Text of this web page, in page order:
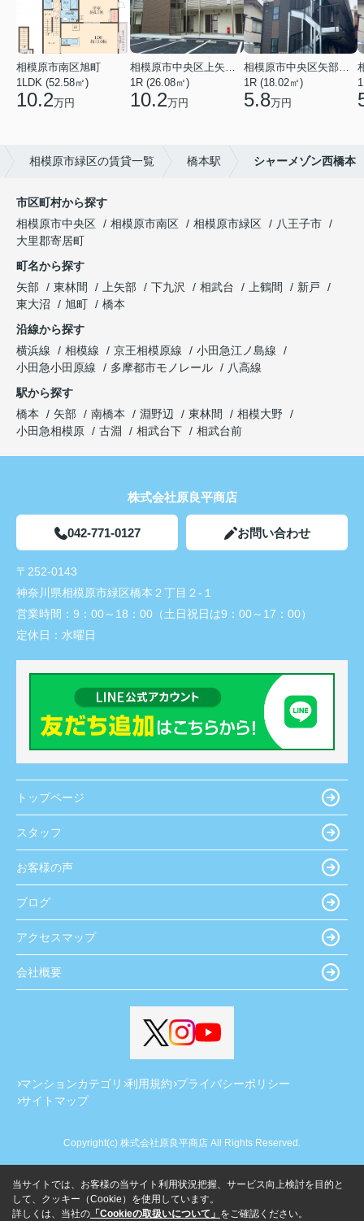
相模原市南区旭町
1LDK (52.58㎡)
10.2万円
相模原市中央区上矢部１丁目
1R (26.08㎡)
10.2万円
相模原市中央区矢部１丁目
1R (18.02㎡)
5.8万円
相模原市緑区の賃貸一覧 橋本駅 シャーメゾン西橋本
市区町村から探す
相模原市中央区
相模原市南区 相模原市緑区
八王子市
大里郡寄居町
町名から探す
矢部
東林間 上矢部 下九沢 相武台 上鶴間
新戸
東大沼
旭町
橋本
沿線から探す
横浜線
相模線 京王相模原線
小田急江ノ島線
小田急小田原線
多摩都市モノレール
八高線
駅から探す
橋本
矢部 南橋本 淵野辺 東林間
相模大野
小田急相模原
古淵 相武台下 相武台前
株式会社原良平商店
042-771-0127 お問い合わせ
〒252-0143
神奈川県相模原市緑区橋本２丁目２-１
営業時間： 9：00～18：00（土日祝日は9：00～17：00）
定休日： 水曜日
トップページ
スタッフ
お客様の声
ブログ
アクセスマップ
会社概要
マンションカテゴリ 利用規約 プライバシーポリシー
サイトマップ
Copyright(c) 株式会社原良平商店 All Rights Reserved.
当サイトでは、お客様の当サイト利用状況把握、サービス向上検討を目的と
して、クッキー（Cookie）を使用しています。
詳しくは、当社の 「Cookieの取扱いについて」 をご確認ください。